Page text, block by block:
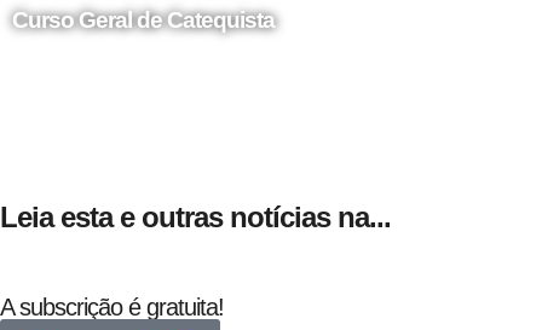
Curso Geral de Catequista
Leia esta e outras notícias na...
A subscrição é gratuita!